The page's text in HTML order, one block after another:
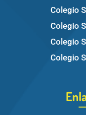
Colegio
Colegio
Colegio
Colegio